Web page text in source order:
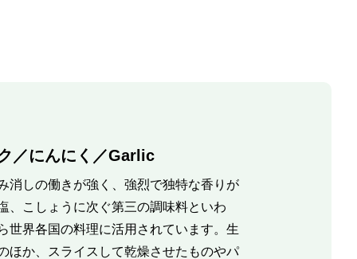
／にんにく／Garlic
消しの働きが強く、強烈で独特な香りが
、こしょうに次ぐ第三の調味料といわ
世界各国の料理に活用されています。生
ほか、スライスして乾燥させたものやパ